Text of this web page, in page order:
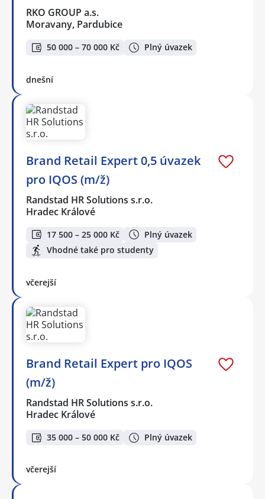
RKO GROUP a.s.
Moravany, Pardubice
50 000 – 70 000 Kč Plný úvazek
dnešní
Brand Retail Expert 0,5 úvazek
pro IQOS (m/ž)
Randstad HR Solutions s.r.o.
Hradec Králové
17 500 – 25 000 Kč
Plný úvazek
Vhodné také pro studenty
včerejší
Brand Retail Expert pro IQOS
(m/ž)
Randstad HR Solutions s.r.o.
Hradec Králové
35 000 – 50 000 Kč Plný úvazek
včerejší